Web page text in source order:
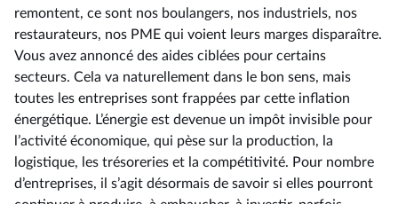
remontent, ce sont nos boulangers, nos industriels, nos
restaurateurs, nos PME qui voient leurs marges disparaître.
Vous avez annoncé des aides ciblées pour certains
secteurs. Cela va naturellement dans le bon sens, mais
toutes les entreprises sont frappées par cette inflation
énergétique. L’énergie est devenue un impôt invisible pour
l’activité économique, qui pèse sur la production, la
logistique, les trésoreries et la compétitivité. Pour nombre
d’entreprises, il s’agit désormais de savoir si elles pourront